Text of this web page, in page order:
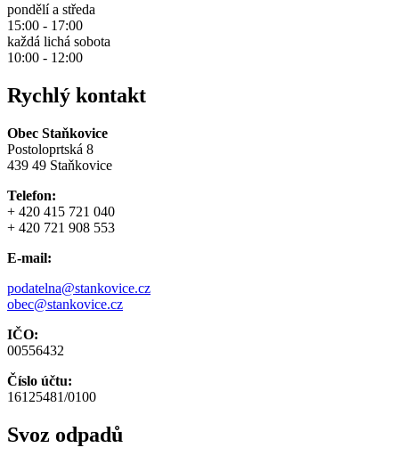
pondělí a středa
15:00 - 17:00
každá lichá sobota
10:00 - 12:00
Rychlý kontakt
Obec Staňkovice
Postoloprtská 8
439 49 Staňkovice
Telefon:
+ 420 415 721 040
+ 420 721 908 553
E-mail:
podatelna@stankovice.cz
obec@stankovice.cz
IČO:
00556432
Číslo účtu:
16125481/0100
Svoz odpadů